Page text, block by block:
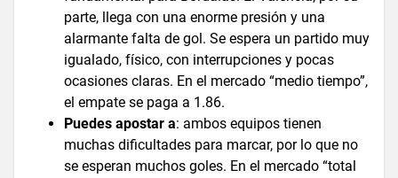
parte, llega con una enorme presión y una
alarmante falta de gol. Se espera un partido muy
igualado, físico, con interrupciones y pocas
ocasiones claras. En el mercado “medio tiempo”,
el empate se paga a 1.86.
Puedes apostar a: ambos equipos tienen
muchas dificultades para marcar, por lo que no
se esperan muchos goles. En el mercado “total